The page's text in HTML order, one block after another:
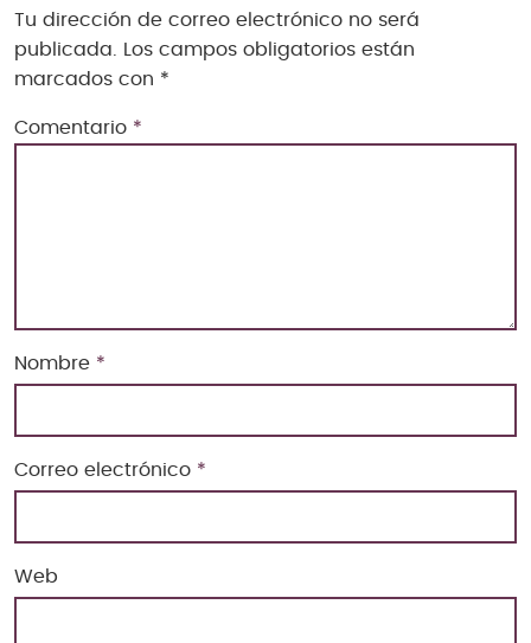
Tu dirección de correo electrónico no será
publicada.
Los campos obligatorios están
marcados con *
Comentario *
Nombre *
Correo electrónico *
Web